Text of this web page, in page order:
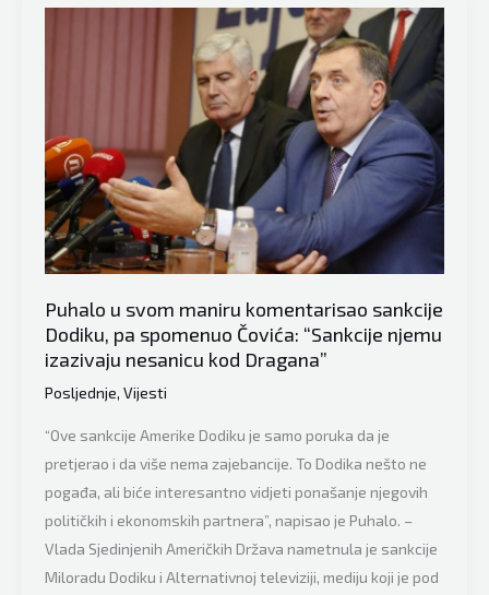
se
svaka
proslava
kod
Srba
završi
kao
navijanje
na
Puhalo u svom maniru komentarisao sankcije
Dodiku, pa spomenuo Čovića: “Sankcije njemu
izazivaju nesanicu kod Dragana”
Posljednje, Vijesti
“Ove sankcije Amerike Dodiku je samo poruka da je
pretjerao i da više nema zajebancije. To Dodika nešto ne
pogađa, ali biće interesantno vidjeti ponašanje njegovih
političkih i ekonomskih partnera”, napisao je Puhalo. –
Vlada Sjedinjenih Američkih Država nametnula je sankcije
Miloradu Dodiku i Alternativnoj televiziji, mediju koji je pod